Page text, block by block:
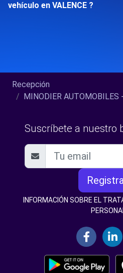
vehículo en VALENCE ?
Recepción
MINODIER AUTOMOBILES
Suscríbete a nuestro
INFORMACIÓN SOBRE EL